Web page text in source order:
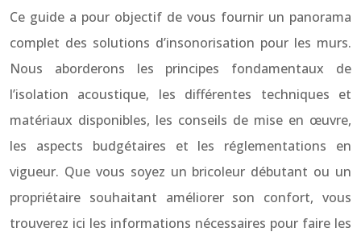
Ce guide a pour objectif de vous fournir un panorama
complet des solutions d’insonorisation pour les murs.
Nous aborderons les principes fondamentaux de
l’isolation acoustique, les différentes techniques et
matériaux disponibles, les conseils de mise en œuvre,
les aspects budgétaires et les réglementations en
vigueur. Que vous soyez un bricoleur débutant ou un
propriétaire souhaitant améliorer son confort, vous
trouverez ici les informations nécessaires pour faire les